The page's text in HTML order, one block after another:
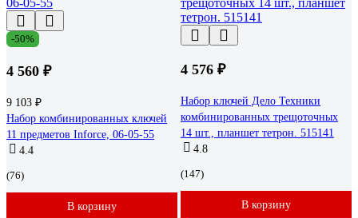
-50%
4 560 ₽
9 103 ₽
Набор комбинированных ключей
11 предметов Inforce, 06-05-55
4.4
(76)
В корзину
4 576 ₽
Набор ключей Дело Техники
комбинированных трещоточных
14 шт., планшет тетрон. 515141
4.8
(147)
В корзину